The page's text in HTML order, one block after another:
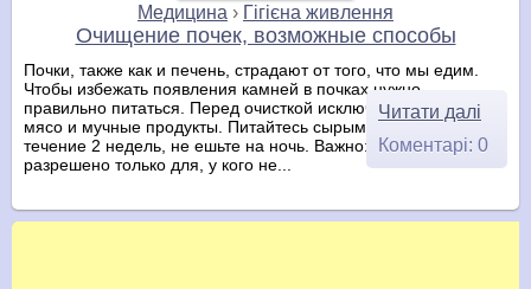
Медицина › Гігієна живлення
Очищение почек, возможные способы
Почки, также как и печень, страдают от того, что мы едим.
Чтобы избежать появления камней в почках нужно
правильно питаться. Перед очисткой исключите из меню
мясо и мучные продукты. Питайтесь сырыми овощами в
течение 2 недель, не ешьте на ночь. Важно:Очищение почек
разрешено только для, у кого не...
Читати далі
Коментарі: 0